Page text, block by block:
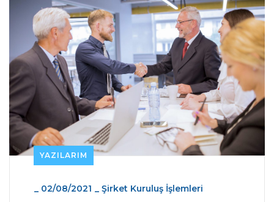
YAZILARIM
_ 02/08/2021 _ Şirket Kuruluş İşlemleri